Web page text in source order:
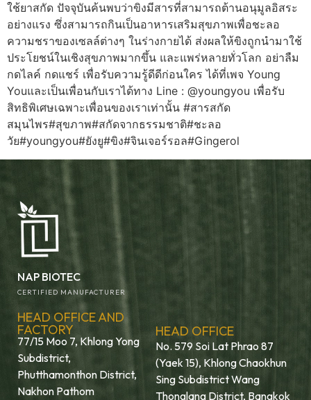
ใช้ยาสกัด ปัจจุบันค้นพบว่าขิงมีสารที่สามารถต้านอนุมูลอิสระ
อย่างแรง ซึ่งสามารถกินเป็นอาหารเสริมสุขภาพเพื่อชะลอ
ความชราของเซลล์ต่างๆ ในร่างกายได้ ส่งผลให้ขิงถูกนำมาใช้
ประโยชน์ในเชิงสุขภาพมากขึ้น และแพร่หลายทั่วโลก อย่าลืม
กดไลค์ กดแชร์ เพื่อรับความรู้ดีดีก่อนใคร ได้ที่เพจ Young
Youและเป็นเพื่อนกับเราได้ทาง Line : @youngyou เพื่อรับ
สิทธิพิเศษเฉพาะเพื่อนของเราเท่านั้น #สารสกัด
สมุนไพร#สุขภาพ#สกัดจากธรรมชาติ#ชะลอ
วัย#youngyou#ยังยู#ขิง#จินเจอร์รอล#Gingerol
NAP BIOTEC
CERTIFIED MANUFACTURER
HEAD OFFICE AND
FACTORY
77/15 Moo 7, Khlong Yong
Subdistrict,
Phutthamonthon District,
Nakhon Pathom
HEAD OFFICE
No. 579 Soi Lat Phrao 87
(Yaek 15), Khlong Chaokhun
Sing Subdistrict Wang
Thonglang District, Bangkok